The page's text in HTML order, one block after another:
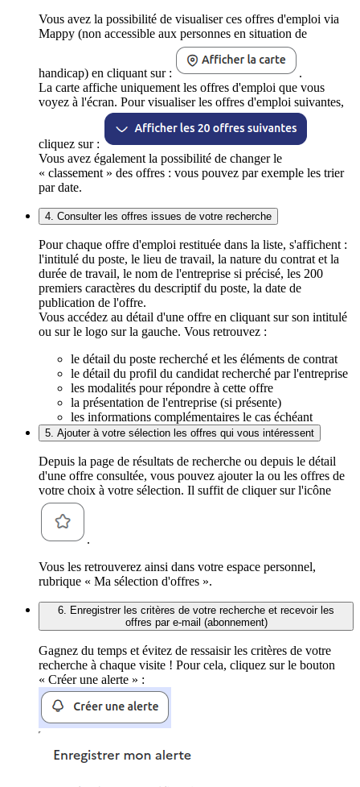
Vous avez la possibilité de visualiser ces offres d'emploi via
Mappy (non accessible aux personnes en situation de
handicap) en cliquant sur :
.
La carte affiche uniquement les offres d'emploi que vous
voyez à l'écran. Pour visualiser les offres d'emploi suivantes,
cliquez sur :
Vous avez également la possibilité de changer le
« classement » des offres : vous pouvez par exemple les trier
par date.
4. Consulter les offres issues de votre recherche
Pour chaque offre d'emploi restituée dans la liste, s'affichent :
l'intitulé du poste, le lieu de travail, la nature du contrat et la
durée de travail, le nom de l'entreprise si précisé, les 200
premiers caractères du descriptif du poste, la date de
publication de l'offre.
Vous accédez au détail d'une offre en cliquant sur son intitulé
ou sur le logo sur la gauche. Vous retrouvez :
le détail du poste recherché et les éléments de contrat
le détail du profil du candidat recherché par l'entreprise
les modalités pour répondre à cette offre
la présentation de l'entreprise (si présente)
les informations complémentaires le cas échéant
5. Ajouter à votre sélection les offres qui vous intéressent
Depuis la page de résultats de recherche ou depuis le détail
d'une offre consultée, vous pouvez ajouter la ou les offres de
votre choix à votre sélection. Il suffit de cliquer sur l'icône
.
Vous les retrouverez ainsi dans votre espace personnel,
rubrique « Ma sélection d'offres ».
6. Enregistrer les critères de votre recherche et recevoir les
offres par e-mail (abonnement)
Gagnez du temps et évitez de ressaisir les critères de votre
recherche à chaque visite ! Pour cela, cliquez sur le bouton
« Créer une alerte » :